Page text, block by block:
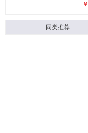
￥
同类推荐